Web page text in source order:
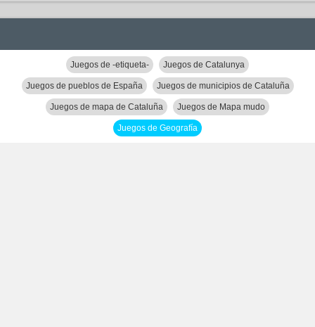
Juegos de -etiqueta- Juegos de Catalunya
Juegos de pueblos de España Juegos de municipios de Cataluña
Juegos de mapa de Cataluña Juegos de Mapa mudo
Juegos de Geografía